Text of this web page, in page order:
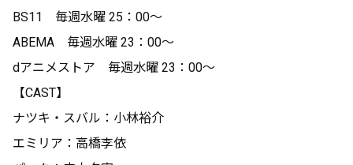
BS11 毎週水曜 25：00〜
ABEMA 毎週水曜 23：00～
dアニメストア 毎週水曜 23：00～
【CAST】
ナツキ・スバル：小林裕介
エミリア：高橋李依